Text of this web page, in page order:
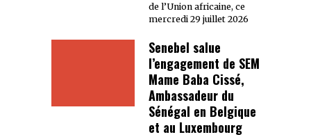
de l’Union africaine, ce
mercredi 29 juillet 2026
Senebel salue
l’engagement de SEM
Mame Baba Cissé,
Ambassadeur du
Sénégal en Belgique
et au Luxembourg